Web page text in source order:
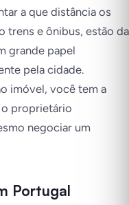
a que distância os
trens e ônibus, estão da
grande papel
pela cidade.
imóvel, você tem a
proprietário
negociar um
Portugal